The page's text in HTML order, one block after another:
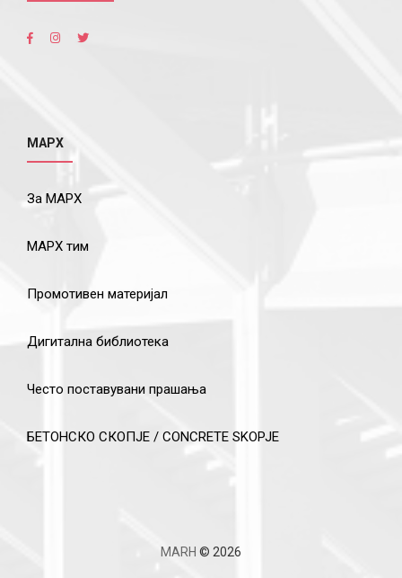
МАРХ
За МАРХ
МАРХ тим
Промотивен материјал
Дигитална библиотека
Често поставувани прашања
БЕТОНСКО СКОПЈЕ / CONCRETE SKOPJE
MARH © 2026